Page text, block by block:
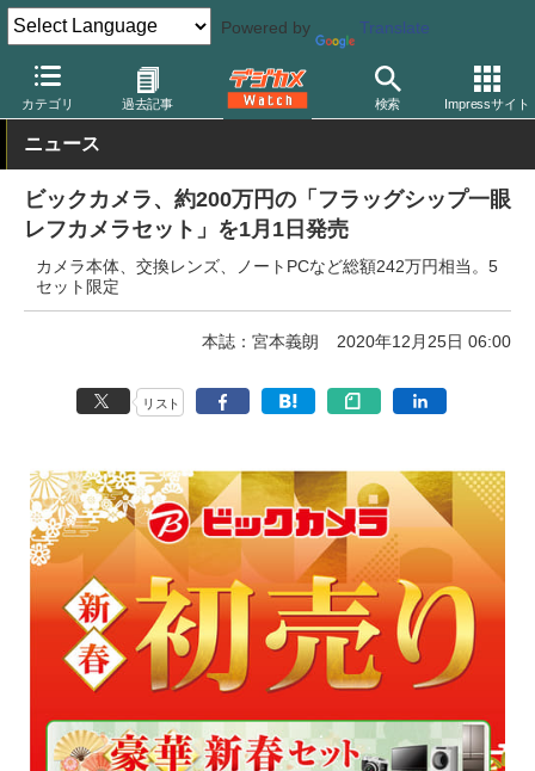
Powered by Translate
カテゴリ 過去記事 検索 Impressサイト
デジカメ Watch 業界動向 企業
ニュース
ビックカメラ、約200万円の「フラッグシップ一眼
レフカメラセット」を1月1日発売
カメラ本体、交換レンズ、ノートPCなど総額242万円相当。5
セット限定
本誌：宮本義朗 2020年12月25日 06:00
リスト